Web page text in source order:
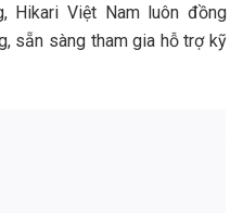
Hikari Việt Nam luôn đồng
sẵn sàng tham gia hỗ trợ kỹ